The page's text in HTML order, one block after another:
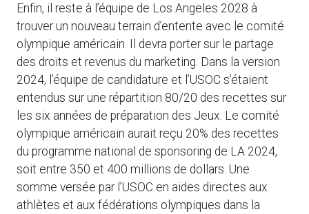
Enfin, il reste à l’équipe de Los Angeles 2028 à
trouver un nouveau terrain d’entente avec le comité
olympique américain. Il devra porter sur le partage
des droits et revenus du marketing. Dans la version
2024, l’équipe de candidature et l’USOC s’étaient
entendus sur une répartition 80/20 des recettes sur
les six années de préparation des Jeux. Le comité
olympique américain aurait reçu 20% des recettes
du programme national de sponsoring de LA 2024,
soit entre 350 et 400 millions de dollars. Une
somme versée par l’USOC en aides directes aux
athlètes et aux fédérations olympiques dans la